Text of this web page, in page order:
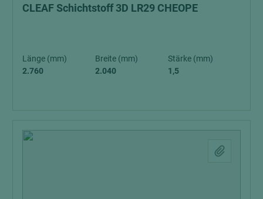
CLEAF Schichtstoff 3D LR29 CHEOPE
Länge (mm)
2.760
Breite (mm)
2.040
Stärke (mm)
1,5